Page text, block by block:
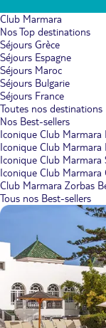
Club Marmara
Nos Top destinations
Séjours Grèce
Séjours Espagne
Séjours Maroc
Séjours Bulgarie
Séjours France
Toutes nos destinations
Nos Best-sellers
Iconique Club Marmara
Iconique Club Marmara
Iconique Club Marmara
Iconique Club Marmara
Club Marmara Zorbas
Tous nos Best-sellers